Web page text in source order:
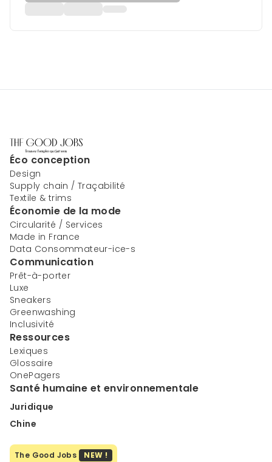
Éco conception
Design
Supply chain / Traçabilité
Textile & trims
Économie de la mode
Circularité / Services
Made in France
Data Consommateur-ice-s
Communication
Prêt-à-porter
Luxe
Sneakers
Greenwashing
Inclusivité
Ressources
Lexiques
Glossaire
OnePagers
Santé humaine et environnementale
Juridique
Chine
The Good Jobs NEW !